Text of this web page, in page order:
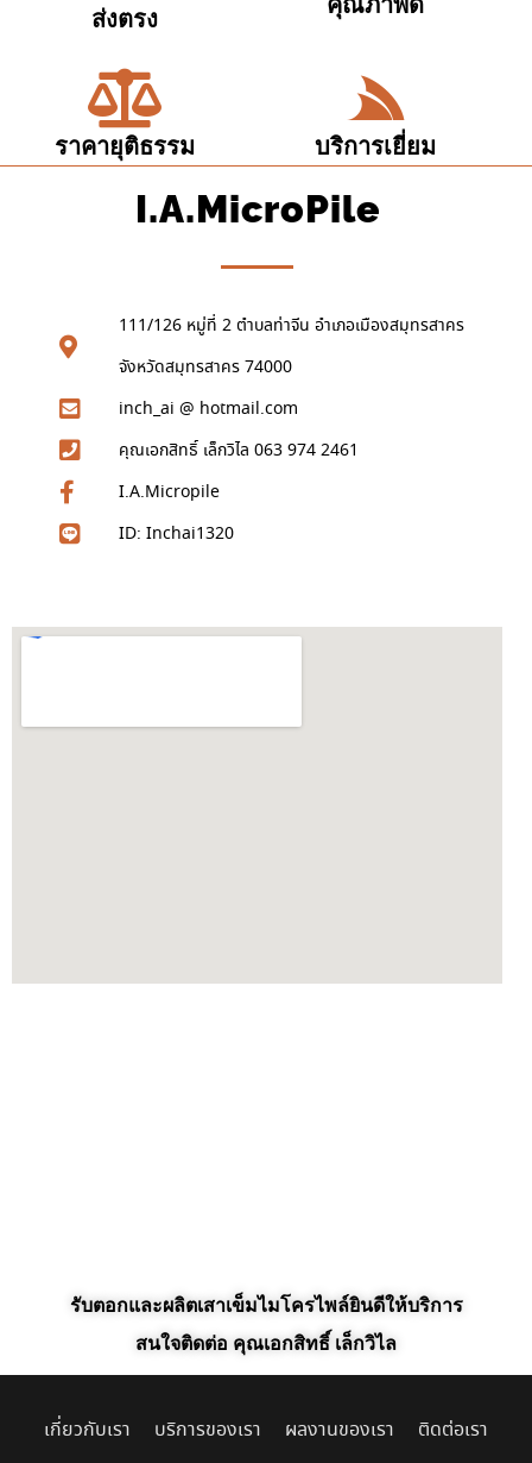
ส่งตรง
ราคายุติธรรม บริการเยี่ยม
I.A.MicroPile
111/126 หมู่ที่ 2 ตำบลท่าจีน อำเภอเมืองสมุทรสาคร
จังหวัดสมุทรสาคร 74000
inch_ai @ hotmail.com
คุณเอกสิทธิ์ เล็กวิไล 063 974 2461
I.A.Micropile
ID: Inchai1320
รับตอกและผลิตเสาเข็มไมโครไพล์ยินดีให้บริการ
สนใจติดต่อ คุณเอกสิทธิ์ เล็กวิไล
เกี่ยวกับเรา บริการของเรา ผลงานของเรา ติดต่อเรา